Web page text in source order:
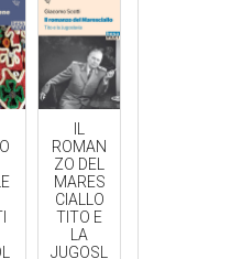
ROMAN
ZO DEL
MARES
CIALLO
TITO E
LA
JUGOSL